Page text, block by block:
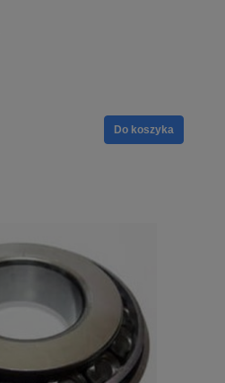
Do koszyka